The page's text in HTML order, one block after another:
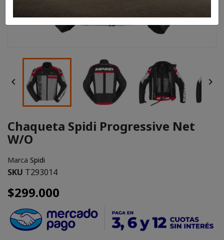
 
Chaqueta Spidi Progressive Net
W/O
Marca Spidi
SKU T293014
$299.000